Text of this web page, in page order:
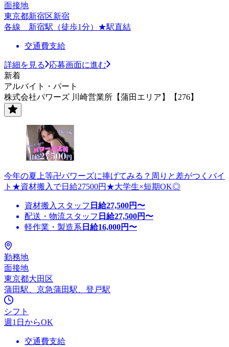
面接地
東京都新宿区新宿
各線 新宿駅（徒歩1分）★駅直結
交通費支給
詳細を見る
応募画面に進む
新着
アルバイト・パート
株式会社パワーズ 川崎営業所【蒲田エリア】【276】
今年の夏上等卍パワーズに捧げてみる？周りと差がつくバイ
ト★資材搬入で日給27500円★大学生×短期OK◎
資材搬入スタッフ 日給27,500円〜
配送・物流スタッフ 日給27,500円〜
軽作業・製造系 日給16,000円〜
勤務地
面接地
東京都大田区
蒲田駅、京急蒲田駅、登戸駅
シフト
週1日からOK
交通費支給